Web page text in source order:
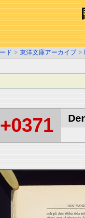
ド > 東洋文庫アーカイブ >